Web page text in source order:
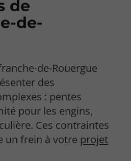
de
de-
de-Rouergue
des
: pentes
pour les engins,
Ces contraintes
un frein à votre projet